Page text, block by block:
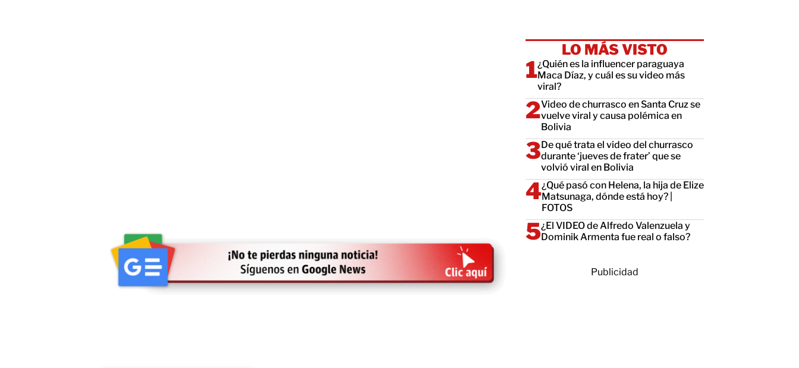
LO MÁS VISTO
¿Quién es la influencer paraguaya
Maca Díaz, y cuál es su video más
viral?
Video de churrasco en Santa Cruz se
vuelve viral y causa polémica en
Bolivia
De qué trata el video del churrasco
durante ‘jueves de frater’ que se
volvió viral en Bolivia
¿Qué pasó con Helena, la hija de Elize
Matsunaga, dónde está hoy? |
FOTOS
¿El VIDEO de Alfredo Valenzuela y
Dominik Armenta fue real o falso?
Publicidad